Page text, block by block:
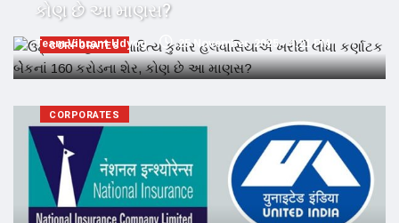
CORPORATES
કોણ છે આ માણસ?
Team Vibrant Udyog 25 November, 2025 - 4:21 PM
CORPORATES